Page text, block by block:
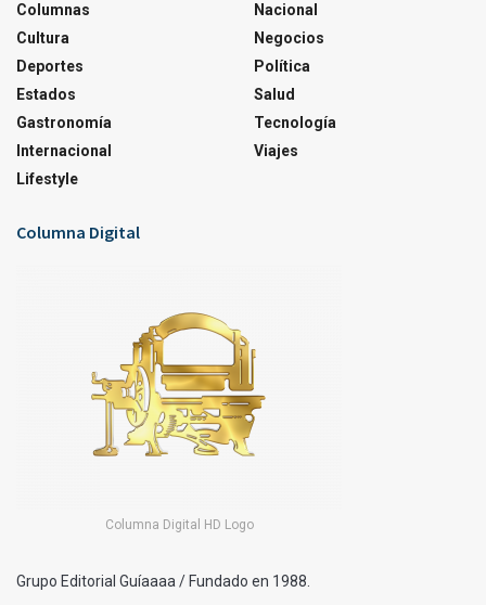
Columnas
Cultura
Deportes
Estados
Gastronomía
Internacional
Lifestyle
Nacional
Negocios
Política
Salud
Tecnología
Viajes
Columna Digital
Columna Digital HD Logo
Grupo Editorial Guíaaaa / Fundado en 1988.